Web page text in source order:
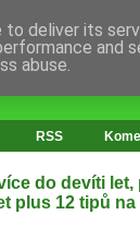
RSS
do devíti
plus 12 tipů
deliver its
abuse.